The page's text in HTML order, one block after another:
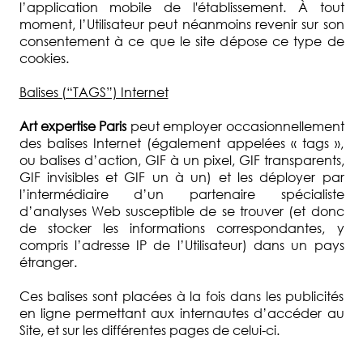
l’application mobile de l'établissement. À tout
moment, l’Utilisateur peut néanmoins revenir sur son
consentement à ce que le site dépose ce type de
cookies.
Balises (“TAGS”) Internet
Art expertise Paris peut employer occasionnellement
des balises Internet (également appelées « tags »,
ou balises d’action, GIF à un pixel, GIF transparents,
GIF invisibles et GIF un à un) et les déployer par
l’intermédiaire d’un partenaire spécialiste
d’analyses Web susceptible de se trouver (et donc
de stocker les informations correspondantes, y
compris l’adresse IP de l’Utilisateur) dans un pays
étranger.
Ces balises sont placées à la fois dans les publicités
en ligne permettant aux internautes d’accéder au
Site, et sur les différentes pages de celui-ci.